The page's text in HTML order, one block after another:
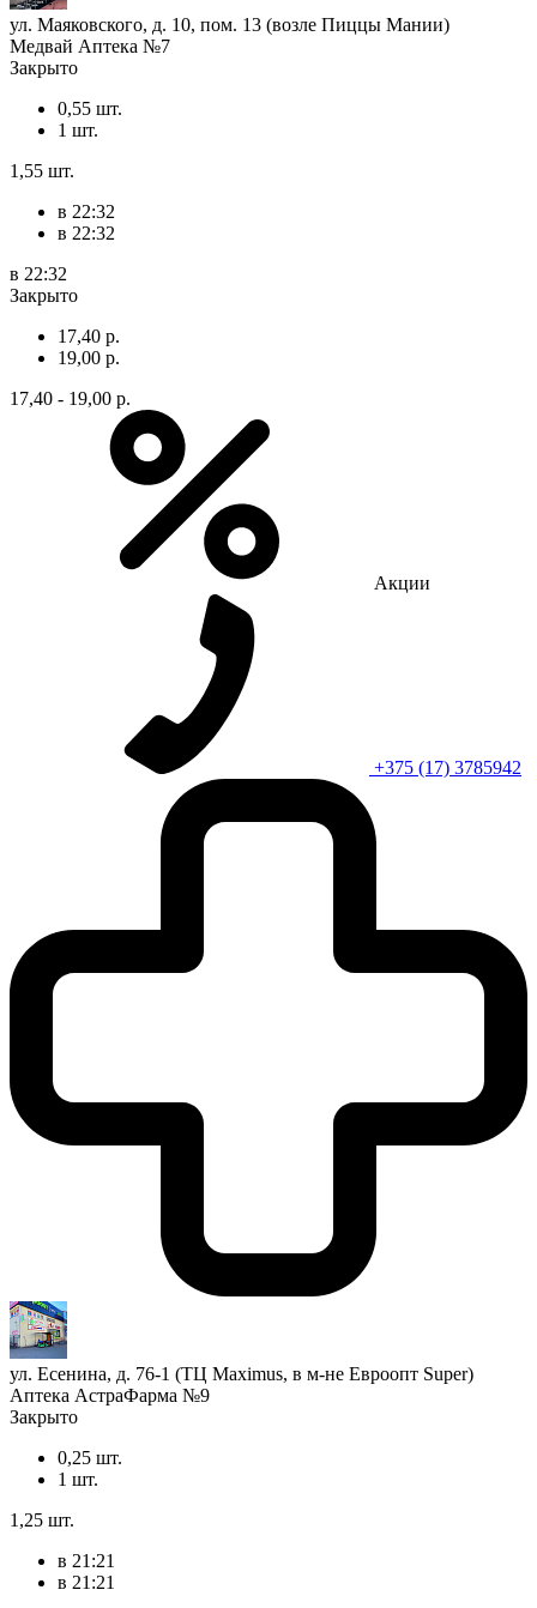
ул. Маяковского, д. 10, пом. 13 (возле Пиццы Мании)
Медвай Аптека №7
Закрыто
0,55 шт.
1 шт.
1,55 шт.
в 22:32
в 22:32
в 22:32
Закрыто
17,40 р.
19,00 р.
17,40 - 19,00 р.
Акции
+375 (17) 3785942
ул. Есенина, д. 76-1 (ТЦ Maximus, в м-не Евроопт Super)
Аптека АстраФарма №9
Закрыто
0,25 шт.
1 шт.
1,25 шт.
в 21:21
в 21:21